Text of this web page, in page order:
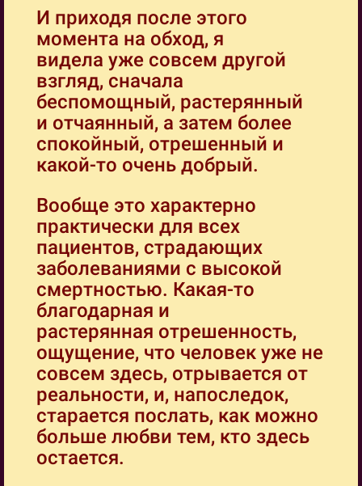
И приходя после этого
момента на обход, я
видела уже совсем другой
взгляд, сначала
беспомощный, растерянный
и отчаянный, а затем более
спокойный, отрешенный и
какой-то очень добрый.
Вообще это характерно
практически для всех
пациентов, страдающих
заболеваниями с высокой
смертностью. Какая-то
благодарная и
растерянная отрешенность,
ощущение, что человек уже не
совсем здесь, отрывается от
реальности, и, напоследок,
старается послать, как можно
больше любви тем, кто здесь
остается.